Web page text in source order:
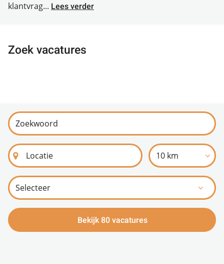
klantvrag... Lees verder
Zoek vacatures
10 km
Bekijk 80 vacatures